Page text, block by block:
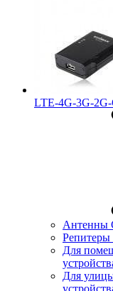
LTE-4G-3G-2G-
Антенны
Репитеры
Для
Для